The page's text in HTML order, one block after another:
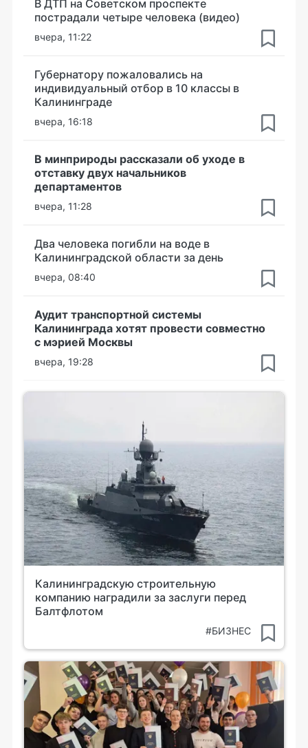
В ДТП на Советском проспекте
пострадали четыре человека (видео)
вчера, 11:22
Губернатору пожаловались на
индивидуальный отбор в 10 классы в
Калининграде
вчера, 16:18
В минприроды рассказали об уходе в
отставку двух начальников
департаментов
вчера, 11:28
Два человека погибли на воде в
Калининградской области за день
вчера, 08:40
Аудит транспортной системы
Калининграда хотят провести совместно
с мэрией Москвы
вчера, 19:28
Калининградскую строительную
компанию наградили за заслуги перед
Балтфлотом
#БИЗНЕС